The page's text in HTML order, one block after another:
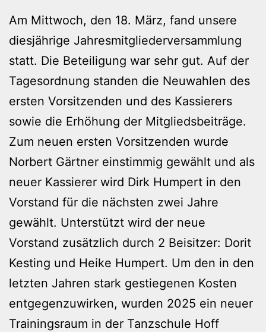
Am Mittwoch, den 18. März, fand unsere
diesjährige Jahresmitgliederversammlung
statt. Die Beteiligung war sehr gut. Auf der
Tagesordnung standen die Neuwahlen des
ersten Vorsitzenden und des Kassierers
sowie die Erhöhung der Mitgliedsbeiträge.
Zum neuen ersten Vorsitzenden wurde
Norbert Gärtner einstimmig gewählt und als
neuer Kassierer wird Dirk Humpert in den
Vorstand für die nächsten zwei Jahre
gewählt. Unterstützt wird der neue
Vorstand zusätzlich durch 2 Beisitzer: Dorit
Kesting und Heike Humpert. Um den in den
letzten Jahren stark gestiegenen Kosten
entgegenzuwirken, wurden 2025 ein neuer
Trainingsraum in der Tanzschule Hoff